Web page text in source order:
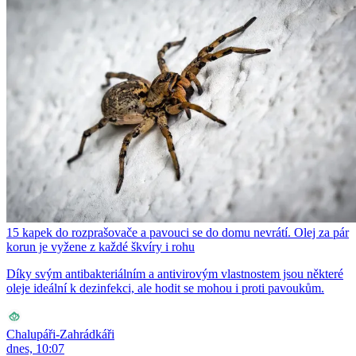
15 kapek do rozprašovače a pavouci se do domu nevrátí. Olej za pár
korun je vyžene z každé škvíry i rohu
Díky svým antibakteriálním a antivirovým vlastnostem jsou některé
oleje ideální k dezinfekci, ale hodit se mohou i proti pavoukům.
Chalupáři-Zahrádkáři
dnes, 10:07